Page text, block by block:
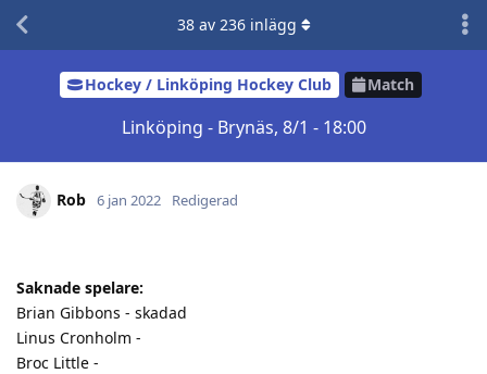
Hockey / Linköping Hockey Club Match
Linköping - Brynäs, 8/1 - 18:00
38av 236inlägg
Rob 6 jan 2022 Redigerad
Saknade spelare:
Brian Gibbons - skadad
Linus Cronholm -
Broc Little -